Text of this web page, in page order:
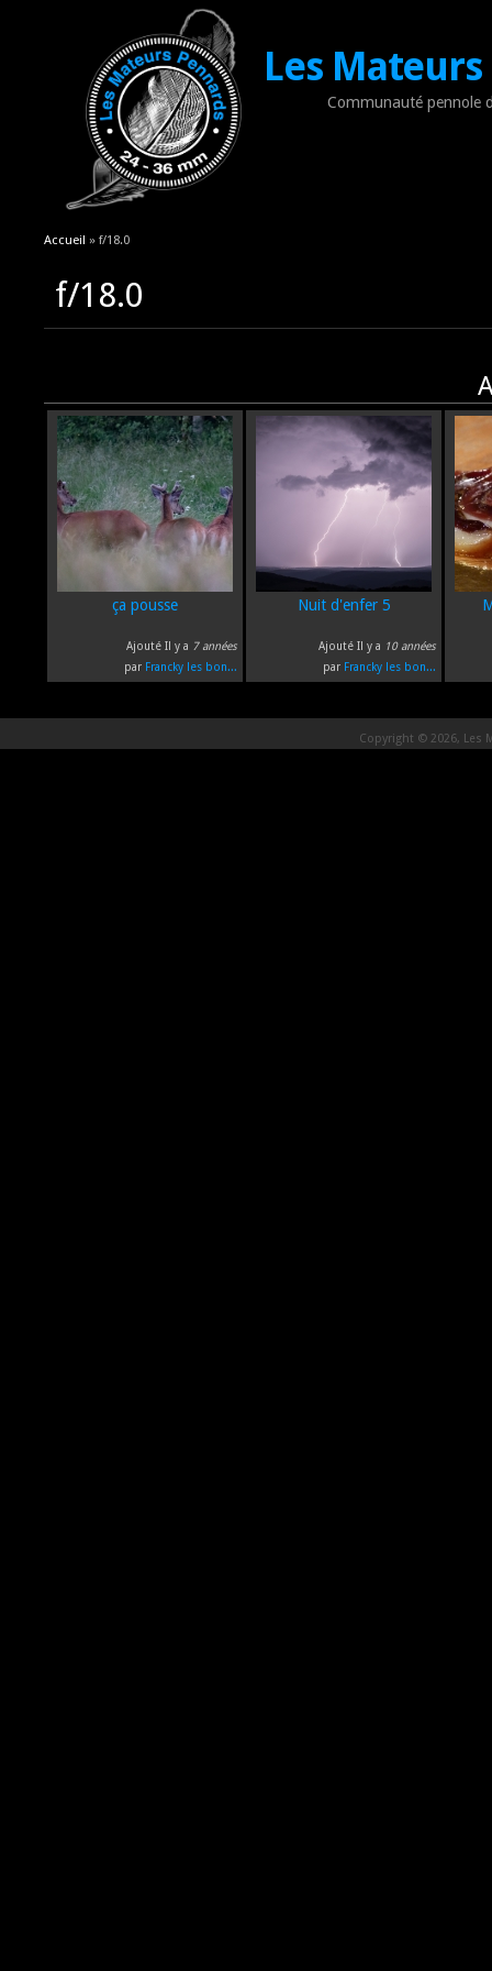
Les
Communauté pennole
Vous êtes ici
Accueil » f/18.0
f/18.0
ça pousse
Ajouté Il y a 7 années
par Francky les bon...
Nuit d'enfer 5
Ajouté Il y a 10 années
par Francky les bon...
Copyright © 2026, Les